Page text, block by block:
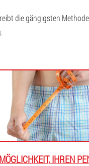
die gängigsten
IHREN